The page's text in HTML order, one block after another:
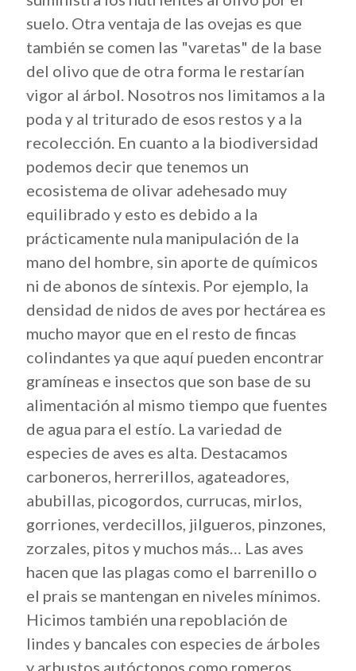
suelo. Otra ventaja de las ovejas es que
también se comen las "varetas" de la base
del olivo que de otra forma le restarían
vigor al árbol. Nosotros nos limitamos a la
poda y al triturado de esos restos y a la
recolección. En cuanto a la biodiversidad
podemos decir que tenemos un
ecosistema de olivar adehesado muy
equilibrado y esto es debido a la
prácticamente nula manipulación de la
mano del hombre, sin aporte de químicos
ni de abonos de síntexis. Por ejemplo, la
densidad de nidos de aves por hectárea es
mucho mayor que en el resto de fincas
colindantes ya que aquí pueden encontrar
gramíneas e insectos que son base de su
alimentación al mismo tiempo que fuentes
de agua para el estío. La variedad de
especies de aves es alta. Destacamos
carboneros, herrerillos, agateadores,
abubillas, picogordos, currucas, mirlos,
gorriones, verdecillos, jilgueros, pinzones,
zorzales, pitos y muchos más… Las aves
hacen que las plagas como el barrenillo o
el prais se mantengan en niveles mínimos.
Hicimos también una repoblación de
lindes y bancales con especies de árboles
y arbustos autóctonos como romeros,